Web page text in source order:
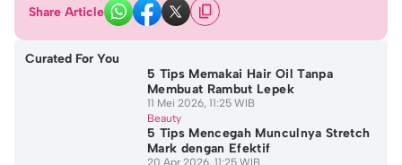
Share Article
Curated For You
5 Tips Memakai Hair Oil Tanpa
Membuat Rambut Lepek
11 Mei 2026, 11:25 WIB
Beauty
5 Tips Mencegah Munculnya Stretch
Mark dengan Efektif
20 Apr 2026, 11:25 WIB